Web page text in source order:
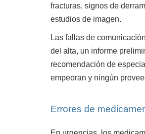
fracturas, signos de
estudios de imagen.
Las fallas de
del alta, un informe
recomendación de
empeoran y ningún
Errores de